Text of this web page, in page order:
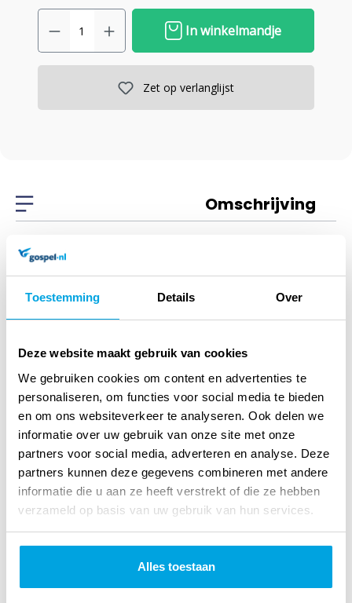
Toestemming Details Over
Deze website maakt gebruik van cookies
We gebruiken cookies om content en advertenties te
personaliseren, om functies voor social media te bieden
en om ons websiteverkeer te analyseren. Ook delen we
informatie over uw gebruik van onze site met onze
partners voor social media, adverteren en analyse. Deze
partners kunnen deze gegevens combineren met andere
informatie die u aan ze heeft verstrekt of die ze hebben
verzameld op basis van uw gebruik van hun services.
Alles toestaan
In winkelmandje
Zet op verlanglijst
Omschrijving
Wenskaart
gefeliciteerd groene
ster
Klantenservice